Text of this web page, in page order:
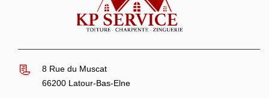
8 Rue du Muscat
66200 Latour-Bas-Elne